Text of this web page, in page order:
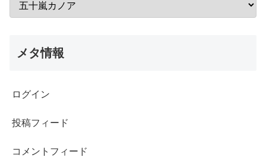
メタ情報
ログイン
投稿フィード
コメントフィード